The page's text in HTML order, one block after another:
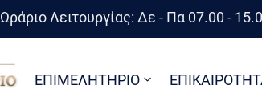
Ωράριο Λειτουργίας: Δε - Πα 07.00 -
ΕΠΙΜΕΛΗΤΗΡΙΟ